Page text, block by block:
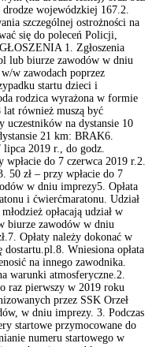
wojewódzkiej 167.2.
szczególnej ostrożności na
się do poleceń Policji,
1. Zgłoszenia
lub biurze zawodów w dniu
w zawodach poprzez
startu dzieci i
rodzica wyrażona w formie
również muszą być
na dystansie 10
21 km: BRAK6.
lipca 2019 r., do godz.
do 7 czerwca 2019 r.2.
50 zł – przy wpłacie do 7
w dniu imprezy5. Opłata
i ćwierćmaratonu. Udział
opłacają udział w
biurze zawodów w dniu
Opłaty należy dokonać w
dostartu.pl.8. Wniesiona opłata
na innego zawodnika.
warunki atmosferyczne.2.
raz pierwszy w 2019 roku
przez SSK Orzeł
w dniu imprezy. 3. Podczas
startowe przymocowane do
numeru startowego w